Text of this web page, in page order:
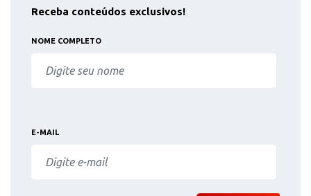
Receba conteúdos exclusivos!
NOME COMPLETO
E-MAIL